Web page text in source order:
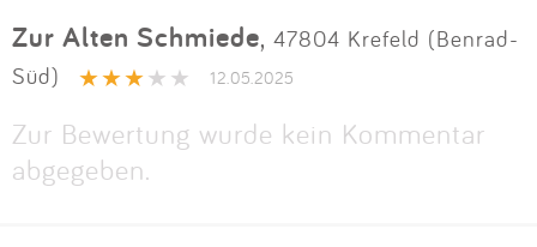
Zur Alten Schmiede, 47804 Krefeld (Benrad-
Süd)
12.05.2025
Zur Bewertung wurde kein Kommentar
abgegeben.